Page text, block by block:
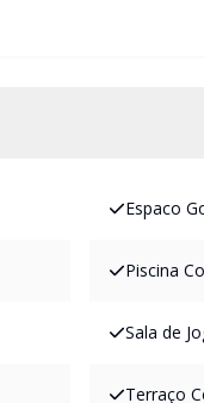
Espaco
Piscina
Sala de
Terraço